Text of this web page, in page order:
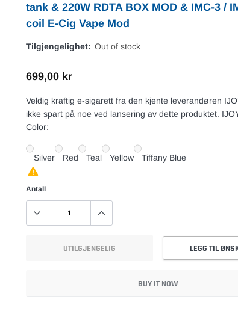
tank & 220W RDTA BOX MOD & IMC-3 /
coil E-Cig Vape Mod
Tilgjengelighet: Out of stock
699,00 kr
Veldig kraftig e-sigarett fra den kjente leverandøren
ikke spart på noe ved lansering av dette produktet.
Color:
Silver Red Teal Yellow Tiffany Blue
Antall
UTILGJENGELIG LEGG TIL
BUY IT NOW